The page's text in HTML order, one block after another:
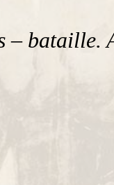
– bataille.